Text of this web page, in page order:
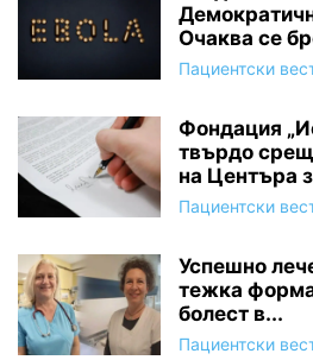
Очаква се
Пациентски
Фондация
твърдо
на Центъра
Пациентски
Успешно
тежка
болест в...
Пациентски